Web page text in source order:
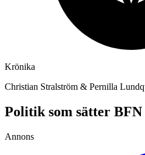
Krönika
Christian Stralström & Pernilla
Politik som sätter BFN
Annons